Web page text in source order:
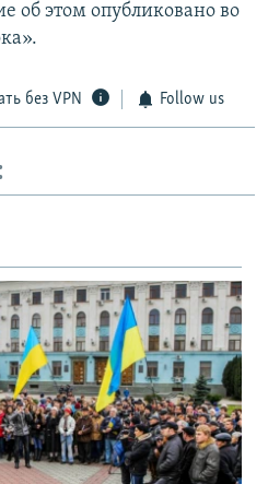
об этом опубликовано во
без VPN Follow us